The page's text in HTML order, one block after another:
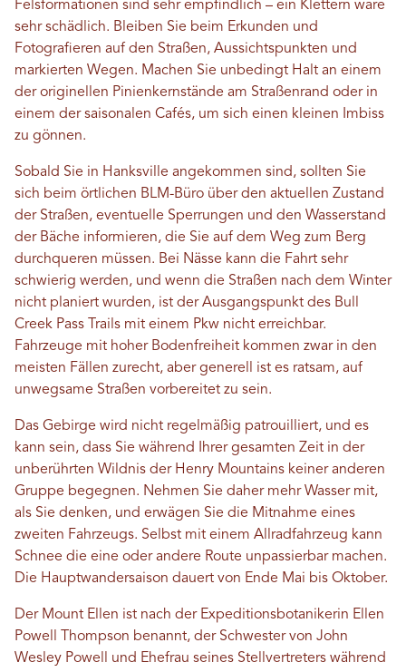
Felsformationen sind sehr empfindlich – ein Klettern wäre
sehr schädlich. Bleiben Sie beim Erkunden und
Fotografieren auf den Straßen, Aussichtspunkten und
markierten Wegen. Machen Sie unbedingt Halt an einem
der originellen Pinienkernstände am Straßenrand oder in
einem der saisonalen Cafés, um sich einen kleinen Imbiss
zu gönnen.
Sobald Sie in Hanksville angekommen sind, sollten Sie
sich beim örtlichen BLM-Büro über den aktuellen Zustand
der Straßen, eventuelle Sperrungen und den Wasserstand
der Bäche informieren, die Sie auf dem Weg zum Berg
durchqueren müssen. Bei Nässe kann die Fahrt sehr
schwierig werden, und wenn die Straßen nach dem Winter
nicht planiert wurden, ist der Ausgangspunkt des Bull
Creek Pass Trails mit einem Pkw nicht erreichbar.
Fahrzeuge mit hoher Bodenfreiheit kommen zwar in den
meisten Fällen zurecht, aber generell ist es ratsam, auf
unwegsame Straßen vorbereitet zu sein.
Das Gebirge wird nicht regelmäßig patrouilliert, und es
kann sein, dass Sie während Ihrer gesamten Zeit in der
unberührten Wildnis der Henry Mountains keiner anderen
Gruppe begegnen. Nehmen Sie daher mehr Wasser mit,
als Sie denken, und erwägen Sie die Mitnahme eines
zweiten Fahrzeugs. Selbst mit einem Allradfahrzeug kann
Schnee die eine oder andere Route unpassierbar machen.
Die Hauptwandersaison dauert von Ende Mai bis Oktober.
Der Mount Ellen ist nach der Expeditionsbotanikerin Ellen
Powell Thompson benannt, der Schwester von John
Wesley Powell und Ehefrau seines Stellvertreters während